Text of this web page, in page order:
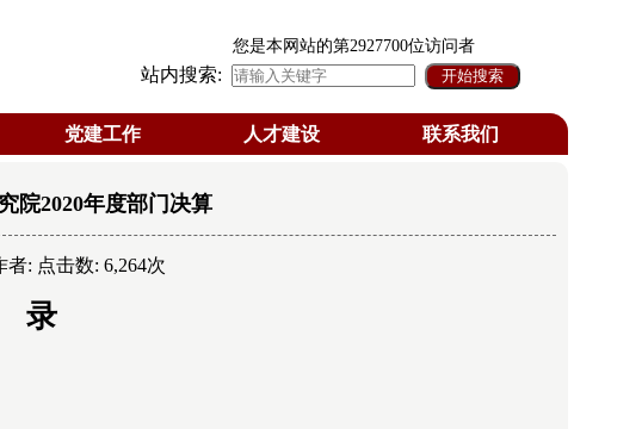
您是本网站的第2927700位访问者
站内搜索:
党建工作 人才建设 联系我们
院2020年度部门决算
者: 点击数: 6,264次
录